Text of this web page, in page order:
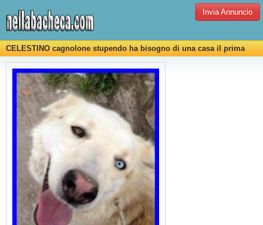
Invia Annuncio
CELESTINO cagnolone stupendo ha bisogno di una casa il prima
possibile